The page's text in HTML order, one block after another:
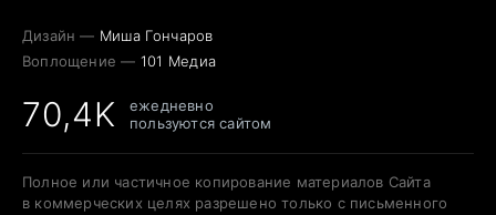
Дизайн — Миша Гончаров
Воплощение — 101 Медиа
70,4K
ежедневно
пользуются сайтом
Полное или частичное копирование материалов Сайта
в коммерческих целях разрешено только с письменного